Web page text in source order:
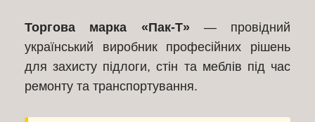
Торгова марка «Пак-Т»— провідний
український виробник професійних рішень
для захисту підлоги, стін та меблів під час
ремонту та транспортування.